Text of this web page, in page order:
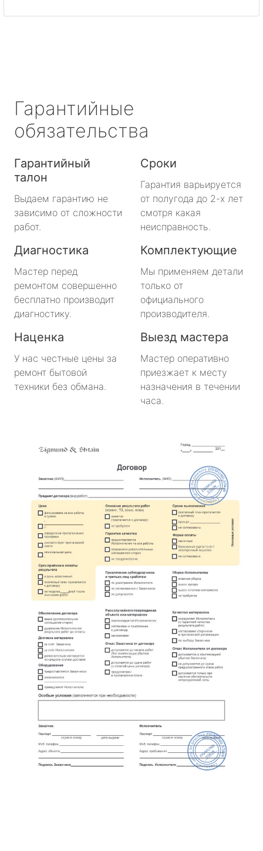
Гарантийные
обязательства
Гарантийный
талон
Выдаем гарантию не
зависимо от сложности
работ.
Сроки
Гарантия варьируется
от полугода до 2-х лет
смотря какая
неисправность.
Диагностика
Мастер перед
ремонтом совершенно
бесплатно производит
диагностику.
Комплектующие
Мы применяем детали
только от
официального
производителя.
Наценка
У нас честные цены за
ремонт бытовой
техники без обмана.
Выезд мастера
Мастер оперативно
приезжает к месту
назначения в течении
часа.